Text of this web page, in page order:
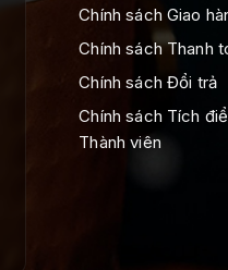
Chính sách Giao
Chính sách Thanh
Chính sách Đổi trả
Chính sách Tích
Thành viên